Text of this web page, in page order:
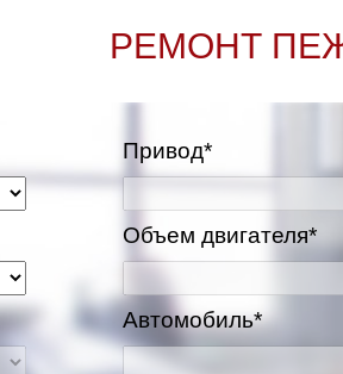
РЕМОНТ
Привод*
Объем двигателя*
Автомобиль*